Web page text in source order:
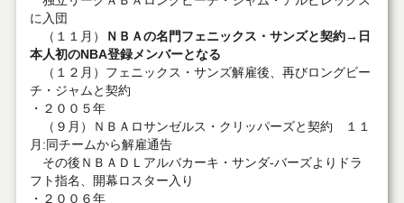
に入団
（１１月）
ＮＢＡの名門フェニックス・サンズと契約→日
本人初のNBA登録メンバーとなる
（１２月）フェニックス・サンズ解雇後、再びロングビー
チ・ジャムと契約
・２００５年
（９月）ＮＢＡロサンゼルス・クリッパーズと契約 １１
月:同チームから解雇通告
その後ＮＢＡＤＬアルバカーキ・サンダ-バーズよりドラ
フト指名、開幕ロスター入り
・２００６年